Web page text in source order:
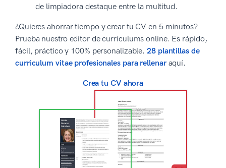
de limpiadora destaque entre la multitud.
¿Quieres ahorrar tiempo y crear tu CV en 5 minutos?
Prueba nuestro editor de currículums online. Es rápido,
fácil, práctico y 100% personalizable.28 plantillas de
curriculum vitae profesionales para rellenaraquí.
Crea tu CV ahora